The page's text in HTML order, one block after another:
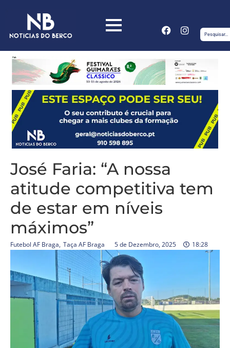
José Faria: “A nossa
atitude competitiva tem
de estar em níveis
máximos”
Futebol AF Braga, Taça AF Braga 5 de Dezembro, 2025 18:28